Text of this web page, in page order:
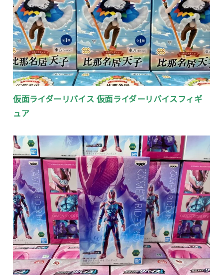
仮面ライダーリバイス 仮面ライダーリバイスフィギ
ュア